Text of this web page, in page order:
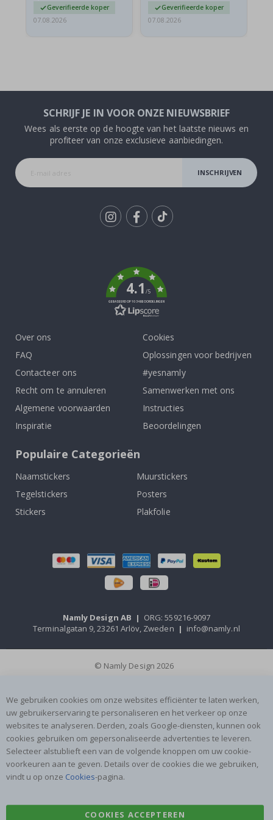
Geverifieerde koper
07.08.2026
Geverifieerde koper
07.08.2026
SCHRIJF JE IN VOOR ONZE NIEUWSBRIEF
Wees als eerste op de hoogte van het laatste nieuws en
profiteer van onze exclusieve aanbiedingen.
INSCHRIJVEN
4.1/5
GEBASEERD OP 1034 BEOORDELINGEN
Over ons
FAQ
Contacteer ons
Recht om te annuleren
Algemene voorwaarden
Inspiratie
Cookies
Oplossingen voor bedrijven
#yesnamly
Samenwerken met ons
Instructies
Beoordelingen
Populaire Categorieën
Naamstickers
Muurstickers
Tegelstickers
Posters
Stickers
Plakfolie
Namly Design AB | ORG: 559216-9097
Terminalgatan 9, 23261 Arlöv, Zweden | info@namly.nl
© Namly Design 2026
We gebruiken cookies om onze websites efficiënter te laten werken,
uw gebruikerservaring te personaliseren en het verkeer op onze
websites te analyseren. Derden, zoals Google-diensten, kunnen ook
cookies gebruiken om gepersonaliseerde advertenties te leveren.
Selecteer alstublieft een van de volgende knoppen om uw cookie-
voorkeuren aan te geven. Details over de cookies die we gebruiken,
vindt u op onze Cookies-pagina.
COOKIES ACCEPTEREN